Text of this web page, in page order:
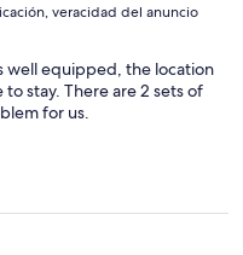
veracidad del anuncio
well equipped, the location
stay. There are 2 sets of
for us.